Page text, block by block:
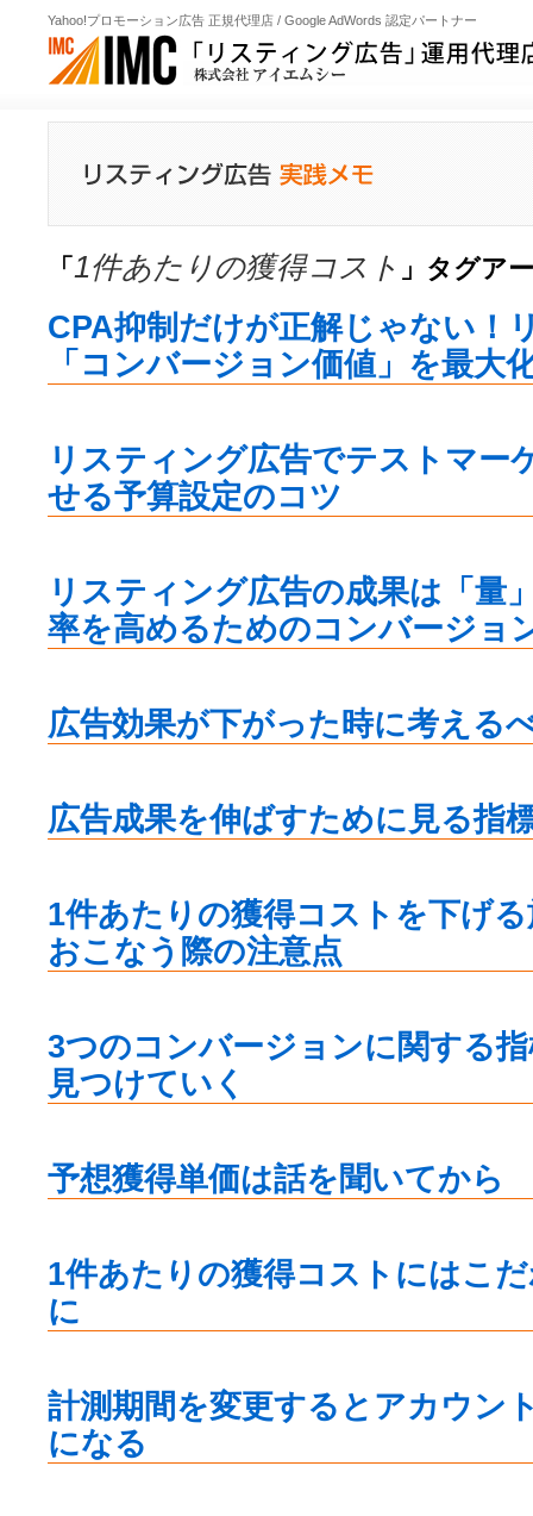
Yahoo!プロモーション広告 正規代理店 / Google AdWords 認定パートナー
「 1件あたりの獲得コスト 」タグア
CPA抑制だけが正解じゃない！
「コンバージョン価値」を最大
リスティング広告でテストマー
せる予算設定のコツ
リスティング広告の成果は「量
率を高めるためのコンバージョ
広告効果が下がった時に考える
広告成果を伸ばすために見る指
1件あたりの獲得コストを下げ
おこなう際の注意点
3つのコンバージョンに関する
見つけていく
予想獲得単価は話を聞いてから
1件あたりの獲得コストにはこ
に
計測期間を変更するとアカウン
になる